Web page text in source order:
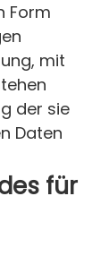
Form
mit
der sie
Daten
für